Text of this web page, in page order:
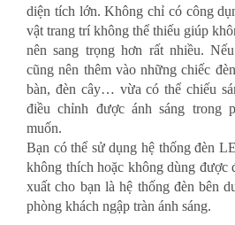
diện tích lớn. Không chỉ có công
vật trang trí không thể thiếu giúp
nên sang trọng hơn rất nhiều.
cũng nên thêm vào những chiếc
bàn, đèn cây… vừa có thể chiếu
điều chỉnh được ánh sáng trong
muốn.
Bạn có thể sử dụng hệ thống đèn
không thích hoặc không dùng được
xuất cho bạn là hệ thống đèn bên
phòng khách ngập tràn ánh sáng.